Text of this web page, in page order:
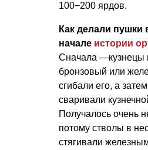
100−200 ярдов.
Как делали пушки
начале истории
Сначала —кузнецы
бронзовый или
сгибали его, а
сваривали
Получалось очень
потому стволы в
стягивали